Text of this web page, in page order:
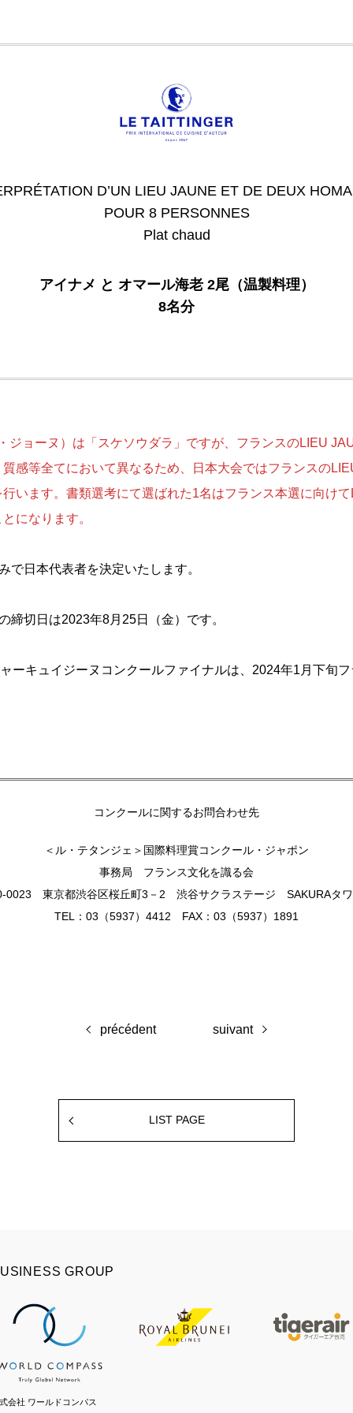
D’UN LIEU JAUNE ET DE DEUX
POUR 8 PERSONNES
Plat chaud
アイナメ と オマール海老 2尾（温製料理）
8名分
ジョーヌ）は「スケソウダラ」ですが、フランスのLIEU
感等全てにおいて異なるため、日本大会ではフランスの
います。書類選考にて選ばれた1名はフランス本選に向け
になります。
で日本代表者を決定いたします。
締切日は2023年8月25日（金）です。
ーキュイジーヌコンクールファイナルは、2024年1月下旬
コンクールに関するお問合わせ先
＜ル・テタンジェ＞国際料理賞コンクール・ジャポン
事務局 フランス文化を識る会
0023 東京都渋谷区桜丘町3－2 渋谷サクラステージ SAKURAタ
TEL：03（5937）4412 FAX：03（5937）1891
précédent suivant
LIST PAGE
GROUP
会社 ワールドコンパス